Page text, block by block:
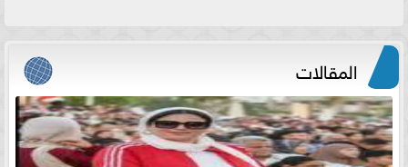
المقالات